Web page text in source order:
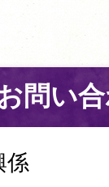
問い
係